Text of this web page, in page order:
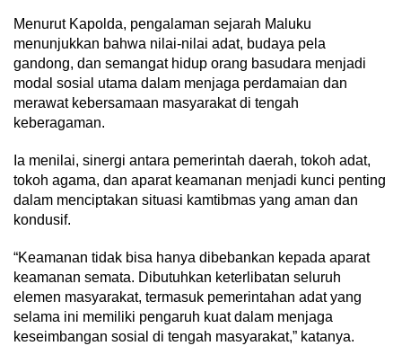
Menurut Kapolda, pengalaman sejarah Maluku
menunjukkan bahwa nilai-nilai adat, budaya pela
gandong, dan semangat hidup orang basudara menjadi
modal sosial utama dalam menjaga perdamaian dan
merawat kebersamaan masyarakat di tengah
keberagaman.
Ia menilai, sinergi antara pemerintah daerah, tokoh adat,
tokoh agama, dan aparat keamanan menjadi kunci penting
dalam menciptakan situasi kamtibmas yang aman dan
kondusif.
“Keamanan tidak bisa hanya dibebankan kepada aparat
keamanan semata. Dibutuhkan keterlibatan seluruh
elemen masyarakat, termasuk pemerintahan adat yang
selama ini memiliki pengaruh kuat dalam menjaga
keseimbangan sosial di tengah masyarakat,” katanya.